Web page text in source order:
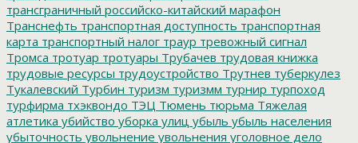
трансграничный российско-китайский марафон
Транснефть транспортная доступность транспортная
карта транспортный налог траур тревожный сигнал
Тромса тротуар тротуары Трубачев трудовая книжка
трудовые ресурсы трудоустройство Трутнев туберкулез
Тукалевский Турбин туризм туризмм турнир турпоход
турфирма тхэквондо ТЭЦ Тюмень тюрьма Тяжелая
атлетика убийство уборка улиц убыль убыль населения
убыточность увольнение увольнения уголовное дело